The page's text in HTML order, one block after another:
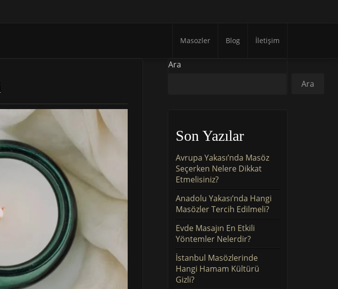
Masozler Blog İletişim
Ara
Ara
Son Yazılar
Avrupa Yakası’nda Masöz
Seçerken Nelere Dikkat
Etmelisiniz?
Anadolu Yakası’nda Hangi
Masözler Tercih Edilmeli?
Evde Masajın En Etkili
Yöntemler Nelerdir?
İstanbul Masözlerinde
Hangi Hamam Kültürü
Gizli?